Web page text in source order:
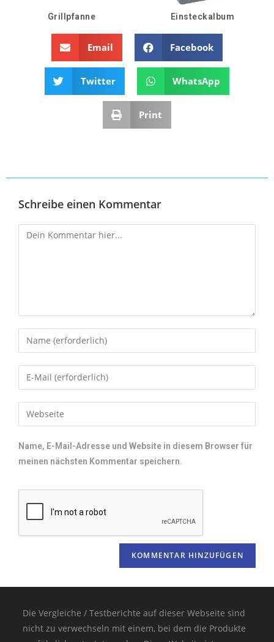
Grillpfanne Einsteckalbum
Email Facebook
Twitter WhatsApp
Print
Schreibe einen Kommentar
Name, E-Mail-Adresse und Website in diesem Browser für
meinen nächsten Kommentar speichern.
Die Vergleiche / Testberichte auf dieser Webseite sind
nicht zu verwechseln mit einem, bei dem die Produkte